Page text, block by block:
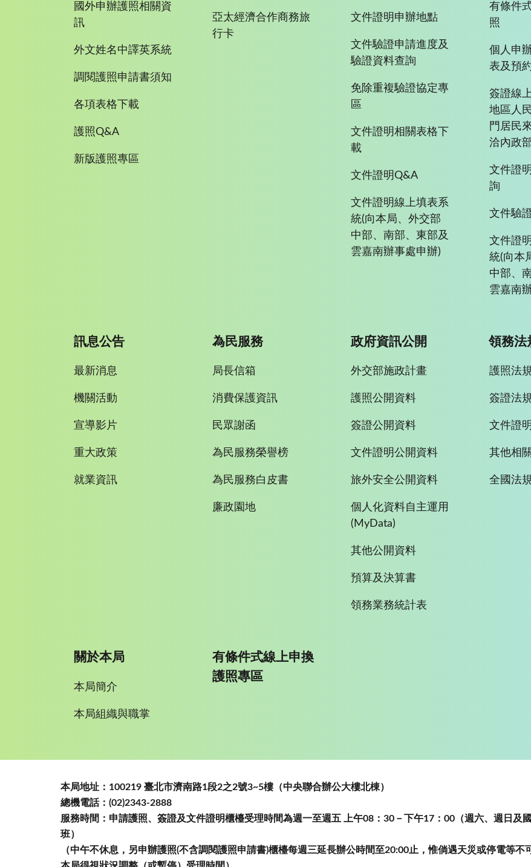
國外申辦護照相關資
訊
外文姓名中譯英系統
調閱護照申請書須知
各項表格下載
護照Q&A
新版護照專區
亞太經濟合作商務旅
行卡
文件證明申辦地點
文件驗證申請進度及
驗證資料查詢
免除重複驗證協定專
區
文件證明相關表格下
載
文件證明Q&A
文件證明線上填表系
統(向本局、外交部
中部、南部、東部及
雲嘉南辦事處申辦)
有條件
照
個人申
表及預
簽證線
地區人
門居民
洽內政
文件證
詢
文件驗
文件證
統(向本
中部、
雲嘉南
訊息公告
最新消息
機關活動
宣導影片
重大政策
就業資訊
為民服務
局長信箱
消費保護資訊
民眾謝函
為民服務榮譽榜
為民服務白皮書
廉政園地
政府資訊公開
外交部施政計畫
護照公開資料
簽證公開資料
文件證明公開資料
旅外安全公開資料
個人化資料自主運用
(MyData)
其他公開資料
預算及決算書
領務業務統計表
領務法
護照法
簽證法
文件證
其他相
全國法
關於本局
本局簡介
本局組織與職掌
有條件式線上申換
護照專區
本局地址：100219 臺北市濟南路1段2之2號3~5樓（中央聯合辦公大樓北棟）
總機電話：(02)2343-2888
服務時間：申請護照、簽證及文件證明櫃檯受理時間為週一至週五 上午08：30－下午17：00（週六、週日及
班）
（中午不休息，另申辦護照(不含調閱護照申請書)櫃檯每週三延長辦公時間至20:00止，惟倘遇天災或停電等不